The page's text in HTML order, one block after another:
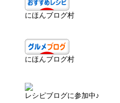
にほんブログ村
にほんブログ村
レシピブログに参加中♪